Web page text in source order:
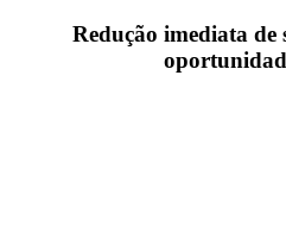
Redução imediata de